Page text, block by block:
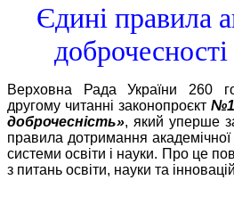
Єдині правила
доброчесності
Верховна Рада України 260
другому читанні законопроєкт
доброчесність», який уперше
правила дотримання академічної
системи освіти і науки. Про це
з питань освіти, науки та інновацій